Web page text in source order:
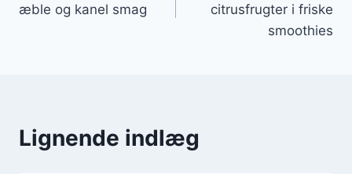
æble og kanel smag
citrusfrugter i friske
smoothies
Lignende indlæg